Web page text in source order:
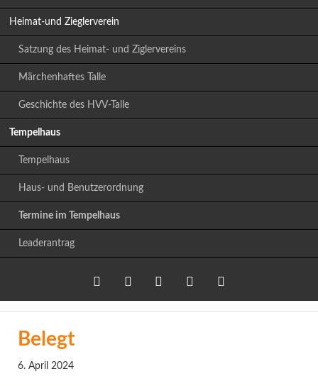
Heimat-und Zieglerverein
Satzung des Heimat- und Ziglervereins
Märchenhaftes Talle
Geschichte des HVV-Talle
Tempelhaus
Tempelhaus
Haus- und Benutzerordnung
Termine im Tempelhaus
Leaderantrag
Belegt
6. April 2024